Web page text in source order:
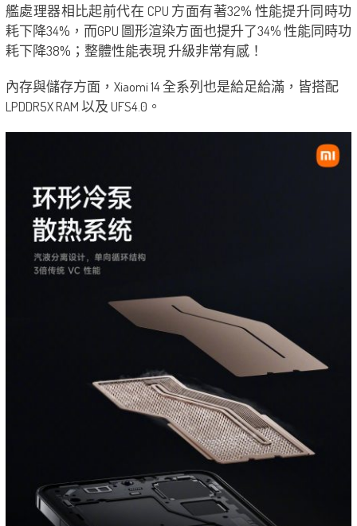
艦處理器相比起前代在 CPU 方面有著32% 性能提升同時功
耗下降34%，而GPU 圖形渲染方面也提升了34% 性能同時功
耗下降38%；整體性能表現 升級非常有感！
內存與儲存方面，Xiaomi 14 全系列也是給足給滿，皆搭配
LPDDR5X RAM 以及 UFS4.0。